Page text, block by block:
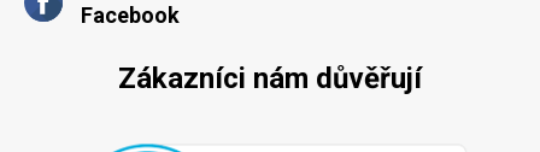
Facebook
Zákazníci nám důvěřují